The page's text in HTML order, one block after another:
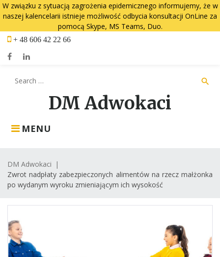
W związku z sytuacją zagrożenia epidemicznego informujemy, że w
naszej kalencelarii istnieje możliwość odbycia konsultacji OnLine za
pomocą Skype, MS Teams, Duo.
Skip
content
+ 48 606 42 22 66
DM Adwokaci
MENU
Search
search
DM Adwokaci
|
Zwrot nadpłaty zabezpieczonych alimentów na rzecz małżonka
po wydanym wyroku zmieniającym ich wysokość